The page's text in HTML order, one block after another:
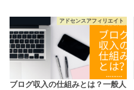
アドセンスアフィリエイト
ブログ収入の仕組みとは？一般人